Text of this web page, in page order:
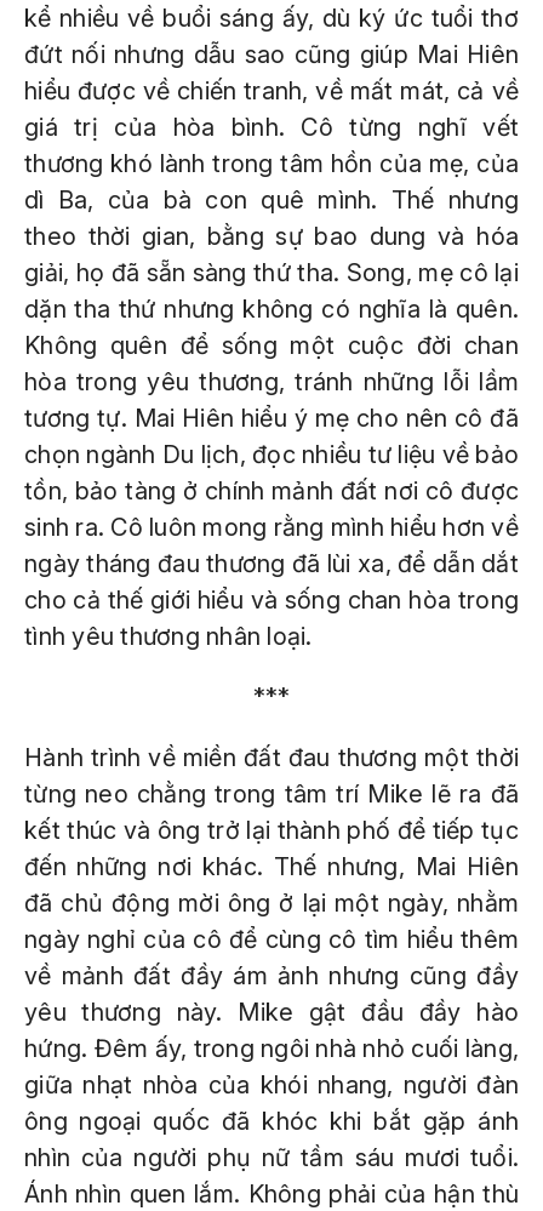
kể nhiều về buổi sáng ấy, dù ký ức tuổi thơ
đứt nối nhưng dẫu sao cũng giúp Mai Hiên
hiểu được về chiến tranh, về mất mát, cả về
giá trị của hòa bình. Cô từng nghĩ vết
thương khó lành trong tâm hồn của mẹ, của
dì Ba, của bà con quê mình. Thế nhưng
theo thời gian, bằng sự bao dung và hóa
giải, họ đã sẵn sàng thứ tha. Song, mẹ cô lại
dặn tha thứ nhưng không có nghĩa là quên.
Không quên để sống một cuộc đời chan
hòa trong yêu thương, tránh những lỗi lầm
tương tự. Mai Hiên hiểu ý mẹ cho nên cô đã
chọn ngành Du lịch, đọc nhiều tư liệu về bảo
tồn, bảo tàng ở chính mảnh đất nơi cô được
sinh ra. Cô luôn mong rằng mình hiểu hơn về
ngày tháng đau thương đã lùi xa, để dẫn dắt
cho cả thế giới hiểu và sống chan hòa trong
tình yêu thương nhân loại.
***
Hành trình về miền đất đau thương một thời
từng neo chằng trong tâm trí Mike lẽ ra đã
kết thúc và ông trở lại thành phố để tiếp tục
đến những nơi khác. Thế nhưng, Mai Hiên
đã chủ động mời ông ở lại một ngày, nhằm
ngày nghỉ của cô để cùng cô tìm hiểu thêm
về mảnh đất đầy ám ảnh nhưng cũng đầy
yêu thương này. Mike gật đầu đầy hào
hứng. Đêm ấy, trong ngôi nhà nhỏ cuối làng,
giữa nhạt nhòa của khói nhang, người đàn
ông ngoại quốc đã khóc khi bắt gặp ánh
nhìn của người phụ nữ tầm sáu mươi tuổi.
Ánh nhìn quen lắm. Không phải của hận thù